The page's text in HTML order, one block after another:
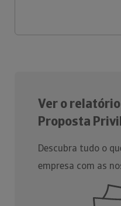
Ver o
Proposta
Descubra tudo o
empresa com as